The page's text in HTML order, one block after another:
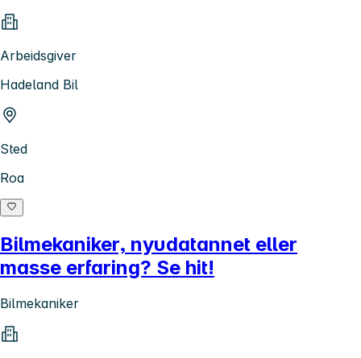
Arbeidsgiver
Hadeland Bil
Sted
Roa
Bilmekaniker, nyudatannet eller
masse erfaring? Se hit!
Bilmekaniker